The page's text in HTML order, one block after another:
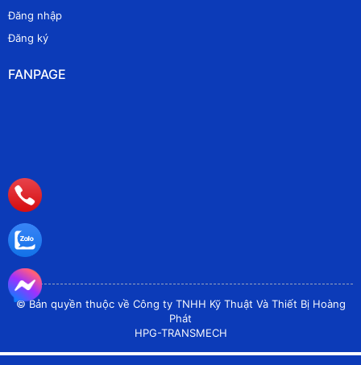
Đăng nhập
Đăng ký
FANPAGE
© Bản quyền thuộc về Công ty TNHH Kỹ Thuật Và Thiết Bị Hoàng
Phát
HPG-TRANSMECH